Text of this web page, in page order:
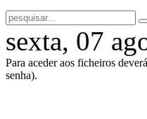
sexta, 07
Para aceder aos ficheiros
senha).